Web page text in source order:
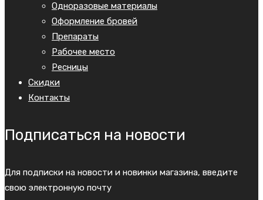
Одноразовые материалы
Оформление бровей
Препараты
Рабочее место
Ресницы
Скидки
Контакты
Подписаться на новости
Для подписки на новости и новинки магазина, введите
свою электронную почту